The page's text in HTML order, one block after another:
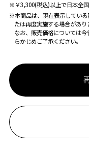
※￥3,300(税込)以上で日本全
※本商品は、現在表示してい
たは再度実施する場合があり
なお、販売価格については
らかじめご了承ください。